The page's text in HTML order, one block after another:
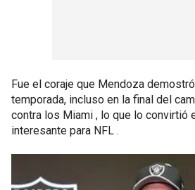
Fue el coraje que Mendoza
temporada, incluso en la final del
contra los Miami , lo que lo convirtió
interesante para NFL .